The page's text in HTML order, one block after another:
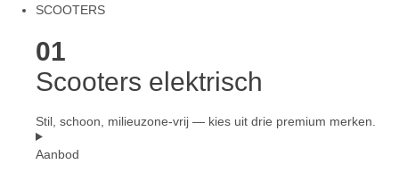
SCOOTERS
01
Scooters elektrisch
Stil, schoon, milieuzone-vrij — kies uit drie premium merken.
Aanbod